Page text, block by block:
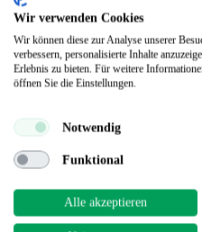
Terrassendielen
Wir verwenden Cookies
Wir können diese zur Analyse unserer
verbessern, personalisierte Inhalte
Erlebnis zu bieten. Für weitere
öffnen Sie die Einstellungen.
Notwendig
Funktional
Alle akzeptieren